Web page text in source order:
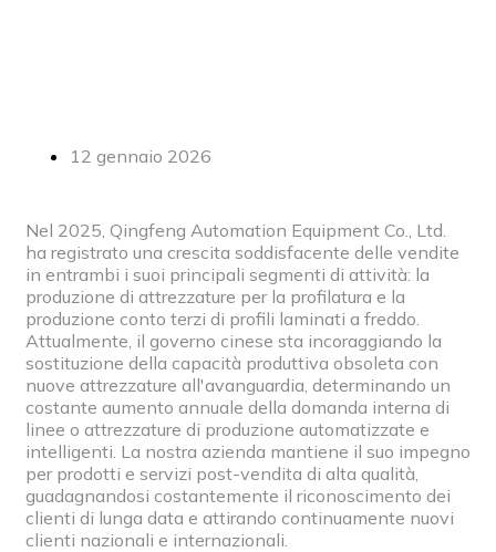
12 gennaio 2026
Nel 2025, Qingfeng Automation Equipment Co., Ltd.
ha registrato una crescita soddisfacente delle vendite
in entrambi i suoi principali segmenti di attività: la
produzione di attrezzature per la profilatura e la
produzione conto terzi di profili laminati a freddo.
Attualmente, il governo cinese sta incoraggiando la
sostituzione della capacità produttiva obsoleta con
nuove attrezzature all'avanguardia, determinando un
costante aumento annuale della domanda interna di
linee o attrezzature di produzione automatizzate e
intelligenti. La nostra azienda mantiene il suo impegno
per prodotti e servizi post-vendita di alta qualità,
guadagnandosi costantemente il riconoscimento dei
clienti di lunga data e attirando continuamente nuovi
clienti nazionali e internazionali.